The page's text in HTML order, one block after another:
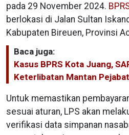
pada 29 November 2024.
berlokasi di Jalan Sultan
Kabupaten Bireuen, Provinsi
Baca juga:
Kasus BPRS Kota Juang,
Keterlibatan Mantan Pejabat
Untuk memastikan
sesuai aturan, LPS akan
verifikasi data simpanan